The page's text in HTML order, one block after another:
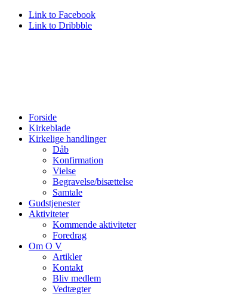
Link to Facebook
Link to Dribbble
Forside
Kirkeblade
Kirkelige handlinger
Dåb
Konfirmation
Vielse
Begravelse/bisættelse
Samtale
Gudstjenester
Aktiviteter
Kommende aktiviteter
Foredrag
Om O V
Artikler
Kontakt
Bliv medlem
Vedtægter